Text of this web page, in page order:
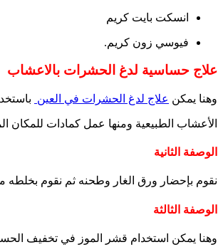
انسكت بايت كريم
فيوسي زون كريم.
علاج حساسية لدغ الحشرات بالاعشاب
وهنا يمكن علاج لدغ الحشرات في العين
الأعشاب الطبيعية ومنها عمل كمادات للمكان
الوصفة الثانية
نقوم بإحضار ورق الغار وطحنه ثم نقوم
الوصفة الثالثة
وهنا يمكن استخدام قشر الموز في تخفيف